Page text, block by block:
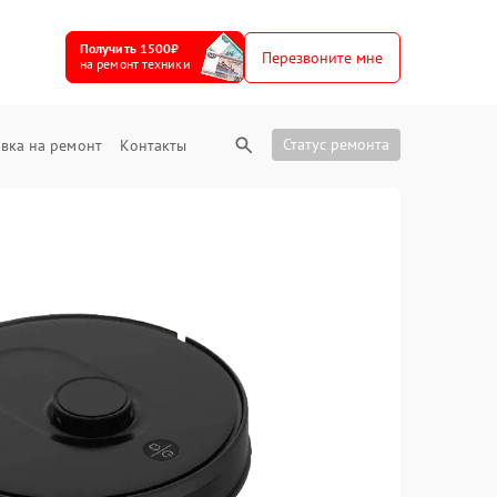
Получить 1500₽
на ремонт техники
Перезвоните мне
на ремонт Контакты Статус ремонта